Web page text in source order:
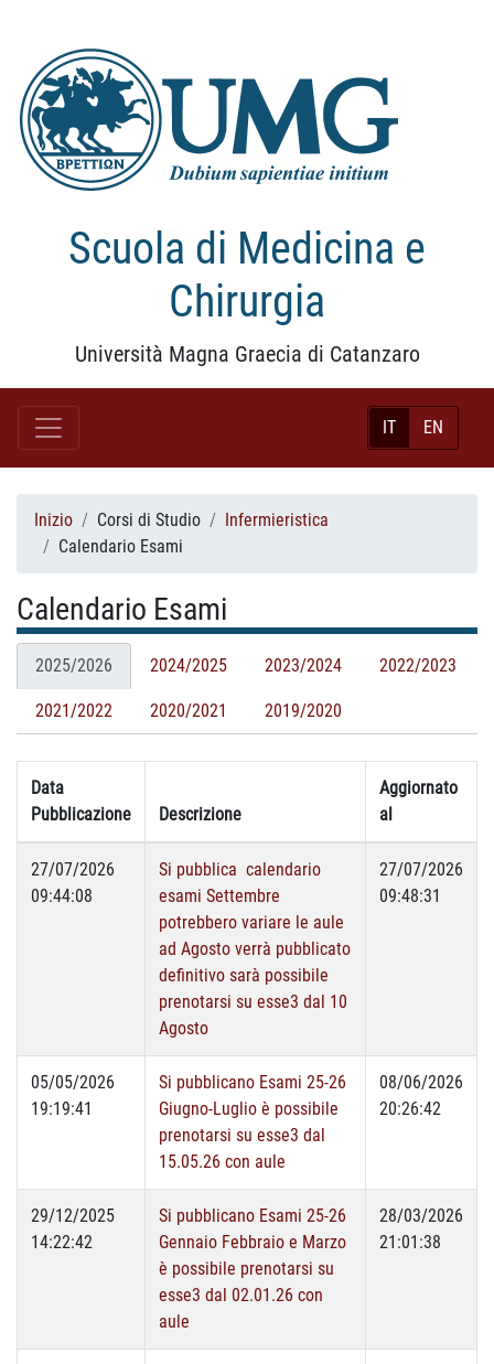
Scuola di Medicina e
Chirurgia
Università Magna Graecia di Catanzaro
IT EN
Inizio Corsi di Studio
Infermieristica
Calendario Esami
Calendario Esami
2025/2026 2024/2025 2023/2024 2022/2023
2021/2022 2020/2021 2019/2020
Data
Pubblicazione
Descrizione
Aggiornato
al
27/07/2026
09:44:08
Si pubblica calendario
esami Settembre
potrebbero variare le aule
ad Agosto verrà pubblicato
definitivo sarà possibile
prenotarsi su esse3 dal 10
Agosto
27/07/2026
09:48:31
05/05/2026
19:19:41
Si pubblicano Esami 25-26
Giugno-Luglio è possibile
prenotarsi su esse3 dal
15.05.26 con aule
08/06/2026
20:26:42
29/12/2025
14:22:42
Si pubblicano Esami 25-26
Gennaio Febbraio e Marzo
è possibile prenotarsi su
esse3 dal 02.01.26 con
aule
28/03/2026
21:01:38